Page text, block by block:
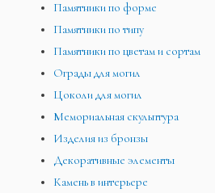
Памятники по форме
Памятники по типу
Памятники по цветам и сортам
Ограды для могил
Цоколи для могил
Мемориальная скульптура
Изделия из бронзы
Декоративные элементы
Камень в интерьере